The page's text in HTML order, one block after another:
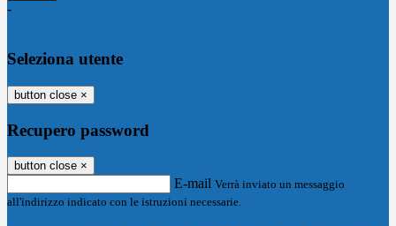
-
Seleziona utente
button close ×
Recupero password
button close ×
E-mail Verrà inviato un messaggio
all'indirizzo indicato con le istruzioni necessarie.